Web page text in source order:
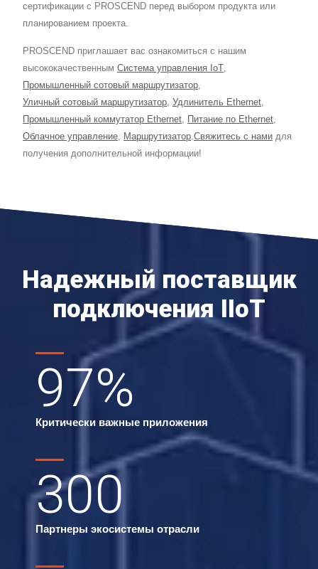
сертификации с PROSCEND перед выбором продукта или
планированием проекта.
PROSCEND приглашает вас ознакомиться с нашим
высококачественным Система управления IoT,
Промышленный сотовый маршрутизатор,
Уличный сотовый маршрутизатор, Удлинитель Ethernet,
Промышленный коммутатор Ethernet, Питание по Ethernet,
Облачное управление, Маршрутизатор.Свяжитесь с нами для
получения дополнительной информации!
Надежный поставщик
подключения IIoT
97%
Критически важные приложения
300
Партнеры экосистемы отрасли